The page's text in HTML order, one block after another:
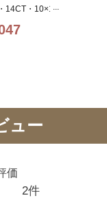
14CT・10×1
シア
ュー
2